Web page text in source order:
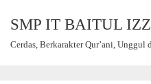
SMP IT BAITUL
Cerdas, Berkarakter Qur’ani, Unggul